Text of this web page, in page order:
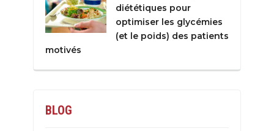
diététiques pour
optimiser les glycémies
(et le poids) des patients
motivés
BLOG